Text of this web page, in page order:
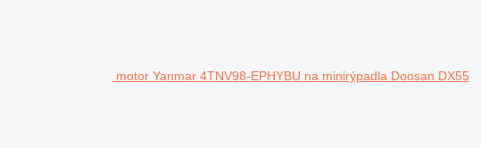
motor Yanmar 4TNV98-EPHYBU na minirýpadla Doosan DX55